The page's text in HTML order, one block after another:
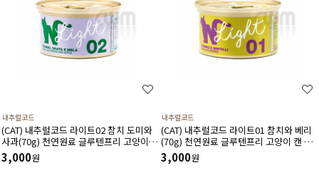
내추럴코드
(CAT) 내추럴코드 라이트02 참치 도미와
사과(70g) 천연원료 글루텐프리 고양이
캔 습식사료
3,000원
내추럴코드
(CAT) 내추럴코드 라이트01 참치와 베리
(70g) 천연원료 글루텐프리 고양이 캔 습
식사료
3,000원